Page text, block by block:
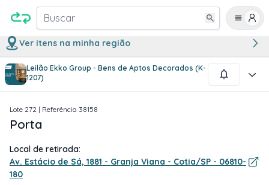
Buscar
Ver itens na minha região
Leilão Ekko Group - Bens de Aptos Decorados (K-
1207)
1/1
Lote 272 | Referência 38158
Porta
Local de retirada:
Av. Estácio de Sá, 1881 - Granja Viana - Cotia/SP - 06810-
180